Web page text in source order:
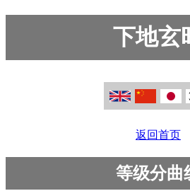
下地玄
返回首页
等级分曲